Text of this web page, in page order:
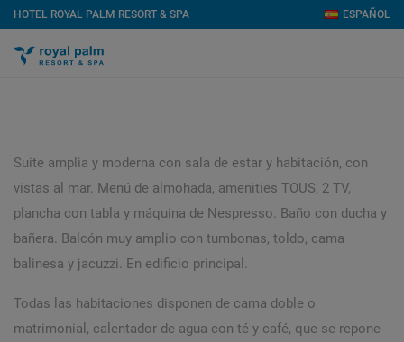
HOTEL ROYAL PALM RESORT & SPA ESPAÑOL
Suite amplia y moderna con sala de estar y habitación, con
vistas al mar. Menú de almohada, amenities TOUS, 2 TV,
plancha con tabla y máquina de Nespresso. Baño con ducha y
bañera. Balcón muy amplio con tumbonas, toldo, cama
balinesa y jacuzzi. En edificio principal.
Todas las habitaciones disponen de cama doble o
matrimonial, calentador de agua con té y café, que se repone